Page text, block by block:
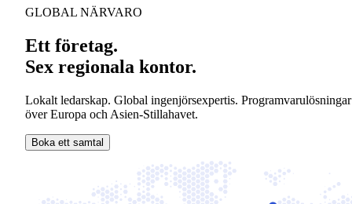
GLOBAL NÄRVARO
Ett företag.
Sex regionala kontor.
Lokalt ledarskap. Global ingenjörsexpertis. Programvarulösningar
över Europa och Asien-Stillahavet.
Boka ett samtal